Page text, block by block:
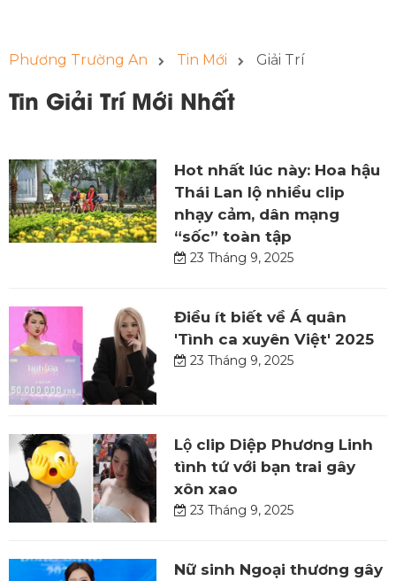
Phương Trường An Tin Mới Giải Trí
Tin Giải Trí Mới Nhất
Hot nhất lúc này: Hoa hậu
Thái Lan lộ nhiều clip
nhạy cảm, dân mạng
“sốc” toàn tập
23 Tháng 9, 2025
Điều ít biết về Á quân
'Tình ca xuyên Việt' 2025
23 Tháng 9, 2025
Lộ clip Diệp Phương Linh
tình tứ với bạn trai gây
xôn xao
23 Tháng 9, 2025
Nữ sinh Ngoại thương gây